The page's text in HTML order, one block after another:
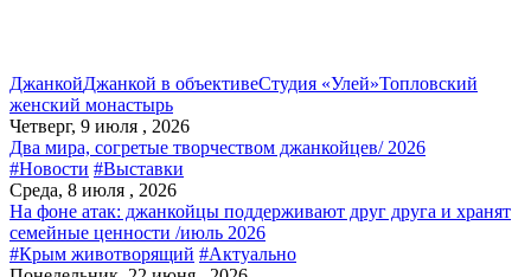
ДжанкойДжанкой в объективеСтудия «Улей»Топловский
женский монастырь
Четверг, 9 июля , 2026
Два мира, согретые творчеством джанкойцев/ 2026
#Новости #Выставки
Среда, 8 июля , 2026
На фоне атак: джанкойцы поддерживают друг друга и хранят
семейные ценности /июль 2026
#Крым животворящий #Актуально